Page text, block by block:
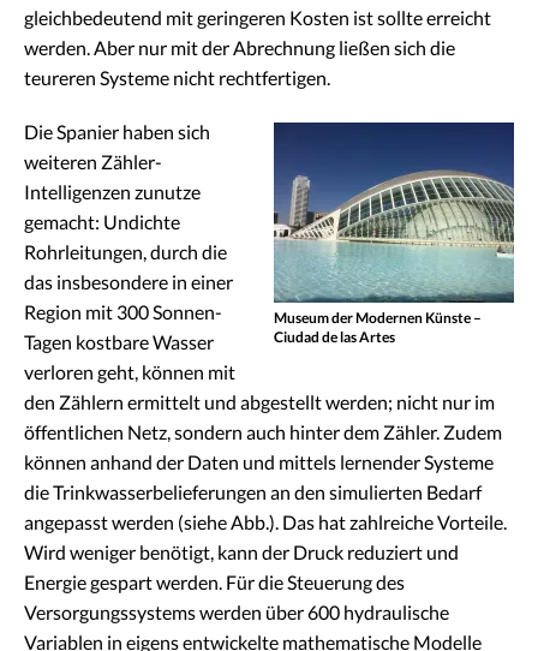
gleichbedeutend mit geringeren Kosten ist sollte erreicht
werden. Aber nur mit der Abrechnung ließen sich die
teureren Systeme nicht rechtfertigen.
Museum der Modernen Künste –
Ciudad de las Artes
Die Spanier haben sich
weiteren Zähler-
Intelligenzen zunutze
gemacht: Undichte
Rohrleitungen, durch die
das insbesondere in einer
Region mit 300 Sonnen-
Tagen kostbare Wasser
verloren geht, können mit
den Zählern ermittelt und abgestellt werden; nicht nur im
öffentlichen Netz, sondern auch hinter dem Zähler. Zudem
können anhand der Daten und mittels lernender Systeme
die Trinkwasserbelieferungen an den simulierten Bedarf
angepasst werden (siehe Abb.). Das hat zahlreiche Vorteile.
Wird weniger benötigt, kann der Druck reduziert und
Energie gespart werden. Für die Steuerung des
Versorgungssystems werden über 600 hydraulische
Variablen in eigens entwickelte mathematische Modelle